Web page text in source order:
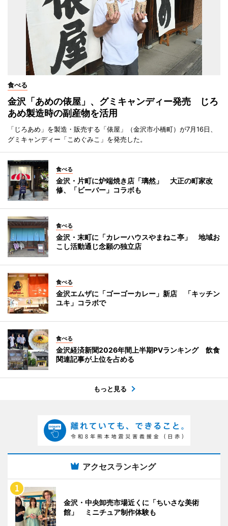
食べる
金沢「あめの俵屋」、グミキャンディー発売 じろ
あめ製造時の副産物を活用
「じろあめ」を製造・販売する「俵屋」（金沢市小橋町）が7月16日、
グミキャンディー「こめぐみこ」を発売した。
食べる
金沢・片町に炉端焼き店「璃然」 大正の町家改
修、「ビーバー」コラボも
食べる
金沢・末町に「カレーハウスやまねこ亭」 地域お
こし活動通じ念願の独立店
食べる
金沢エムザに「ゴーゴーカレー」新店 「キッチン
ユキ」コラボで
食べる
金沢経済新聞2026年間上半期PVランキング 飲食
関連記事が上位を占める
もっと見る
アクセスランキング
金沢・中央卸売市場近くに「ちいさな美術
館」 ミニチュア制作体験も